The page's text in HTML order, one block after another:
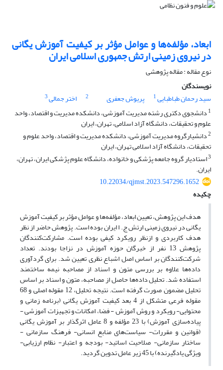
ابعاد، مؤلفه‌ها و عوامل مؤثر بر کیفیت آموزش یگانی
در نیروی زمینی ارتش جمهوری اسلامی ایران
نوع مقاله : مقاله پژوهشی
نویسندگان
سید رحمان طباطبایی1 پریوش جعفری 2 اختر جمالی3
1 دانشجوی دکتری رشته مدیریت آموزشی، دانشکده مدیریت و اقتصاد، واحد
علوم و تحقیقات، دانشگاه آزاد اسلامی، تهران، ایران
2دانشیارگروه مدیریت آموزشی، دانشکده مدیریت و اقتصاد، واحد علوم و
تحقیقات، دانشگاه آزاد اسلامی تهران، ایران
3استادیار گروه جامعه پژشکی و خانواده، دانشگاه علوم پژشکی ایران، تهران،
ایران.
10.22034/qjmst.2023.547296.1652
چکیده
هدف این پژوهش، تعیین ابعاد، مؤلفه‌­ها و عوامل مؤثر بر کیفیت آموزش
یگانی در نیروی زمینی ارتش ج. ا ایران بوده است. پژوهش حاضر از نظر
هدف کاربردی و ازنظر رویکرد کیفی بوده است. مشارکت‌کنندگان
پژوهش 13 نفر از خبرگان حوزه آموزش در نزاجا بودند. تعداد
شرکت‌کنندگان بر اساس اصل اشباع نظری تعیین شد. برای گردآوری
داده‌ها علاوه بر بررسی متون و اسناد از مصاحبه نیمه ساختمند
استفاده شد. تحلیل داده‌ها حاصل از مصاحبه، متون و اسناد بر اساس
تحلیل مضمون صورت گرفته است. نتیجه تحلیل، 12 مقوله اصلی و 68
مقوله فرعی متشکل از 4 بعد کیفیت آموزش یگانی (برنامه زمانی و
محتوایی- رویکرد و روش آموزش - فضا، امکانات و تجهیزات آموزشی -
پیاده‌سازی آموزش) با 23 مؤلفه و 8 عامل اثرگذار بر آموزش یگانی
(قوانین و مقررات- سیاست‌های منابع انسانی- فرهنگ ‌سازمانی -
ساختار سازمانی- صلاحیت اساتید- بودجه و اعتبار- نظام ارزیابی-
ویژگی یادگیرنده) با 45 زیر عامل تدوین گردید.